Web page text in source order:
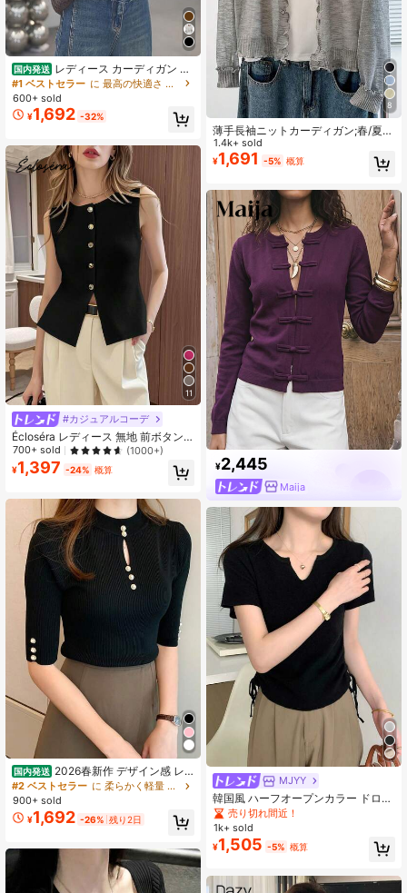
国内発送 レディース カーディガン ニ
ット Vネック 透かし編み ゆったり 体
型カバー 着痩せ 二の腕 華奢見え 羽
織り トップス 大人可愛い きれいめ
カジュアル オフィス デート 透け感
け防止
#1 ベストセラー
に 最高の快適さ レディースニットウェア
600+ sold
¥1,692 -32%
11
#カジュアルコーデ
Écloséra レディース 無地 前ボタン
ノースリーブ ニットトップ
700+ sold (1000+)
¥1,397 -24% 概算
国内発送 2026春新作 デザイン感 レ
ディース ハーフスリーブニット 柔ら
かい 軽量 春夏ニット レディース 五
分袖トップス インナーニット ジャケ
ットに合う レディース 半袖 カジュ
アル通勤 レディース シンプル 五分
袖ニットT 肌触り良く軽量通気性の
ベーシックアイテム 春夏用五分袖ニ
ットトップス インスタ映え カットア
ウトデザイン フィットクルーネック
#2 ベストセラー
に 柔らかく軽量 レディースニットウェア
900+ sold
¥1,692 -26% 残り2日
8
薄手長袖ニットカーディガン;春/夏
エアコン対策 日よけカーディガン;フ
レッシュでファッショナブルなショ
ールジャケット
1.4k+ sold
¥1,691 -5% 概算
¥2,445
Maija
MJYY
韓国風 ハーフオープンカラー ドロー
ストリング デザイン 無地 ニット 半
袖トップ レディース ブラック 夏用
売り切れ間近！
1k+ sold
¥1,505 -5% 概算